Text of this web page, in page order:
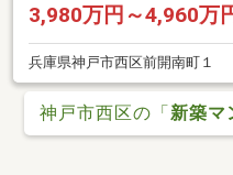
3,980万円～4,960万
兵庫県神戸市西区前開南町１
神戸市西区の「新築マ